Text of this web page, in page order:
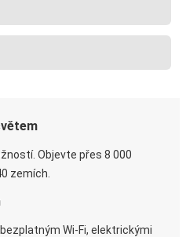
Objevte přes 8 000
zemích.
Wi-Fi, elektrickými